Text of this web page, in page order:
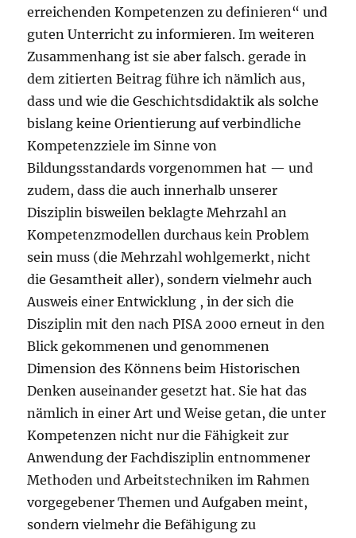
erreichenden Kompetenzen zu definieren“ und
guten Unterricht zu informieren. Im weiteren
Zusammenhang ist sie aber falsch. gerade in
dem zitierten Beitrag führe ich nämlich aus,
dass und wie die Geschichtsdidaktik als solche
bislang keine Orientierung auf verbindliche
Kompetenzziele im Sinne von
Bildungsstandards vorgenommen hat — und
zudem, dass die auch innerhalb unserer
Disziplin bisweilen beklagte Mehrzahl an
Kompetenzmodellen durchaus kein Problem
sein muss (die Mehrzahl wohlgemerkt, nicht
die Gesamtheit aller), sondern vielmehr auch
Ausweis einer Entwicklung , in der sich die
Disziplin mit den nach PISA 2000 erneut in den
Blick gekommenen und genommenen
Dimension des Könnens beim Historischen
Denken auseinander gesetzt hat. Sie hat das
nämlich in einer Art und Weise getan, die unter
Kompetenzen nicht nur die Fähigkeit zur
Anwendung der Fachdisziplin entnommener
Methoden und Arbeitstechniken im Rahmen
vorgegebener Themen und Aufgaben meint,
sondern vielmehr die Befähigung zu